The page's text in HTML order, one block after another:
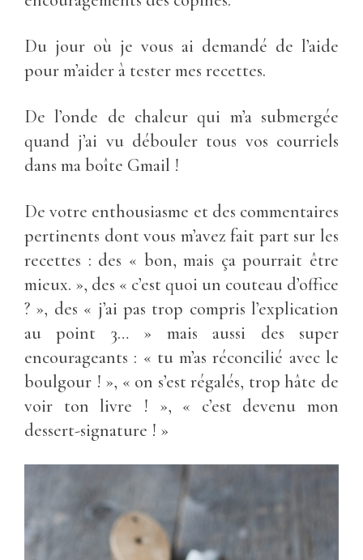
Du jour où je vous ai demandé de l’aide
pour m’aider à tester mes recettes.
De l’onde de chaleur qui m’a submergée
quand j’ai vu débouler tous vos courriels
dans ma boîte Gmail !
De votre enthousiasme et des commentaires
pertinents dont vous m’avez fait part sur les
recettes : des « bon, mais ça pourrait être
mieux. », des « c’est quoi un couteau d’office
? », des « j’ai pas trop compris l’explication
au point 3… » mais aussi des super
encourageants : « tu m’as réconcilié avec le
boulgour ! », « on s’est régalés, trop hâte de
voir ton livre ! », « c’est devenu mon
dessert-signature ! »